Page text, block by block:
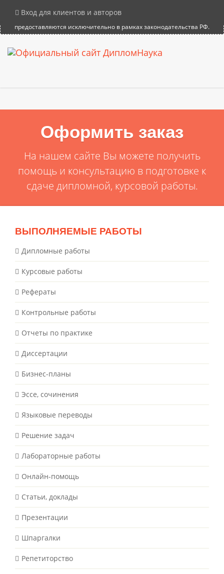
иные документы об образовании. Все услуги на сайте
предоставляются исключительно в рамках законодательства РФ.
Вход для клиентов и авторов
Оформить заказ
На нашем сайте Вы можете получить
помощь и консультацию в подготовке к
сдаче дипломной, курсовой работы.
ВЫПОЛНЯЕМЫЕ РАБОТЫ
Дипломные работы
Курсовые работы
Рефераты
Контрольные работы
Отчеты по практике
Диссертации
Бизнес-планы
Эссе, сочинения
Языковые переводы
Решение задач
Лабораторные работы
Онлайн-помощь
Статьи, доклады
Презентации
Шпаргалки
Репетиторство